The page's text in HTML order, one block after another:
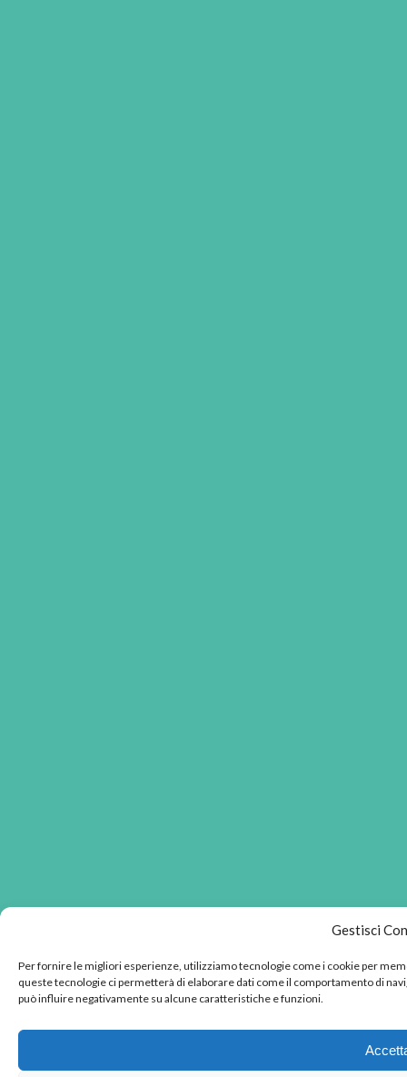
Gestisci
Per fornire le migliori esperienze, utilizziamo tecnologie come i cookie per
queste tecnologie ci permetterà di elaborare dati come il comportamento di
può influire negativamente su alcune caratteristiche e funzioni.